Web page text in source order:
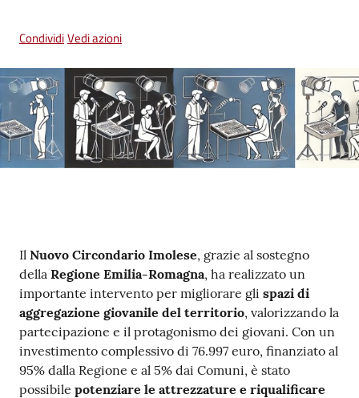
CondividiVedi azioni
Contenuto
Il Nuovo Circondario Imolese, grazie al sostegno
della Regione Emilia-Romagna, ha realizzato un
importante intervento per migliorare gli spazi di
aggregazione giovanile del territorio, valorizzando la
partecipazione e il protagonismo dei giovani. Con un
investimento complessivo di 76.997 euro, finanziato al
95% dalla Regione e al 5% dai Comuni, è stato
possibile potenziare le attrezzature e riqualificare